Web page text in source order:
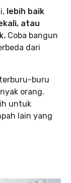
lebih baik
atau
. Coba bangun
dari
buru
orang.
untuk
lain yang